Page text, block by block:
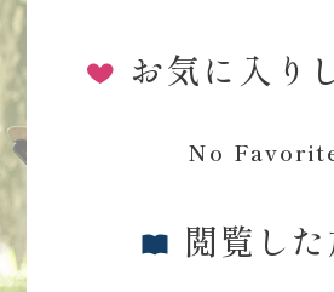
お気に入り
No
閲覧し